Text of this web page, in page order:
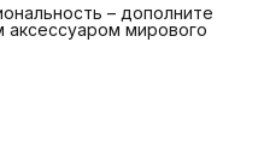
– дополните
аксессуаром мирового